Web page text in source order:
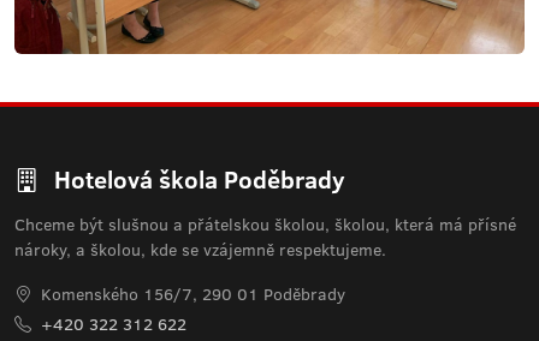
Hotelová škola Poděbrady
Chceme být slušnou a přátelskou školou, školou, která má přísné
nároky, a školou, kde se vzájemně respektujeme.
Komenského 156/7, 290 01 Poděbrady
+420 322 312 622